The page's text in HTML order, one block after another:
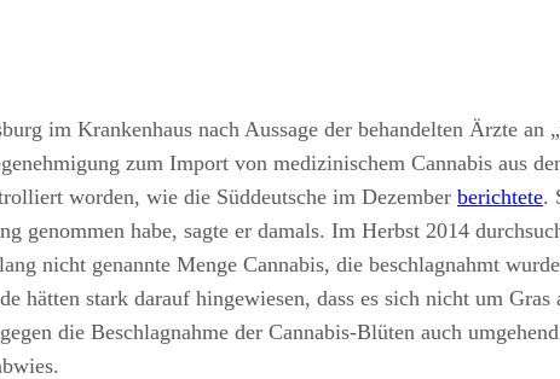
im Krankenhaus nach Aussage der behandelten Ärzte an
zum Import von medizinischem Cannabis aus
worden, wie die Süddeutsche im Dezemberberichtete.
genommen habe, sagte er damals. Im Herbst 2014
nicht genannte Menge Cannabis, die beschlagnahmt
hätten stark darauf hingewiesen, dass es sich nicht um
die Beschlagnahme der Cannabis-Blüten auch